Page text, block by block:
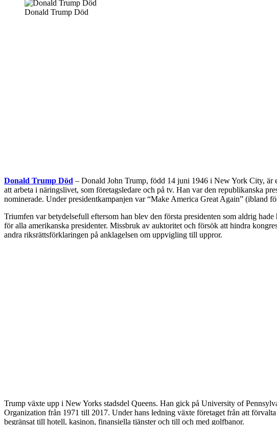
Donald Trump Död
Donald Trump Död – Donald John Trump, född 14 juni 1946 i New York City, är
att arbeta i näringslivet, som företagsledare och på tv. Han var den republikanska
nominerade. Under presidentkampanjen var “Make America Great Again” (ibland
Triumfen var betydelsefull eftersom han blev den första presidenten som aldrig
för alla amerikanska presidenter. Missbruk av auktoritet och försök att hindra
andra riksrättsförklaringen på anklagelsen om uppvigling till uppror.
Trump växte upp i New Yorks stadsdel Queens. Han gick på University of
Organization från 1971 till 2017. Under hans ledning växte företaget från att
begränsat till hotell, kasinon, finansiella tjänster och till och med golfbanor.